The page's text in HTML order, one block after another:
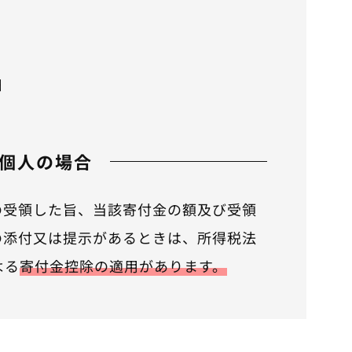
人の場合
領した旨、当該寄付金の額及び受領
付又は提示があるときは、所得税法
寄付金控除の適用があります。